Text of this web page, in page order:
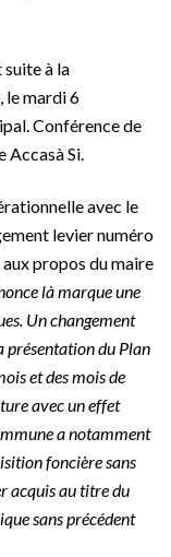
à la
le mardi 6
Conférence de
Accasà Si.
avec le
levier numéro
propos du maire
là marque une
Un changement
présentation du Plan
et des mois de
avec un effet
a notamment
foncière sans
acquis au titre du
sans précédent